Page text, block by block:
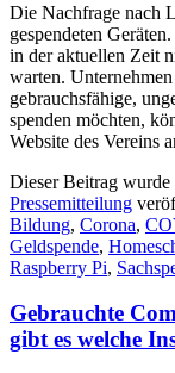
Die Nachfrage nach
gespendeten
in der aktuellen Zeit
warten.
gebrauchsfähige,
spenden möchten,
Website des Vereins
Dieser Beitrag wurde
Pressemitteilung
Bildung, Corona,
Geldspende,
Raspberry Pi,
Gebrauchte
gibt es welche